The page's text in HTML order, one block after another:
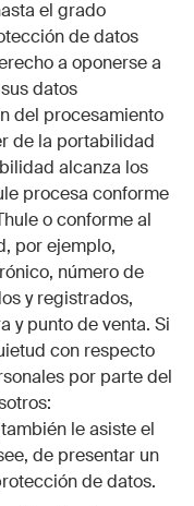
el grado
de datos
a oponerse a
datos
del procesamiento
de la portabilidad
alcanza los
procesa conforme
o conforme al
por ejemplo,
número de
y registrados,
y punto de venta. Si
con respecto
por parte del
le asiste el
de presentar un
de datos.